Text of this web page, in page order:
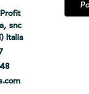
snc
Italia